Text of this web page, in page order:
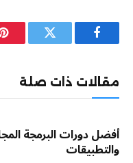
فيسبوك تويتر
مقالات ذات صلة
أفضل دورات البرمجة
والتطبيقات